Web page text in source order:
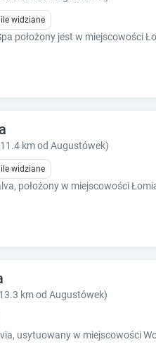
widziane
km od Augustówek)
widziane
km od Augustówek)